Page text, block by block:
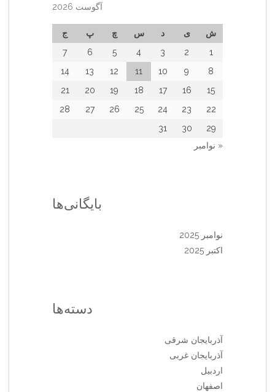
آگوست 2026
ش ی د س چ پ
ج
1
2
3
4
5
6
7
8
9
10
11
12
13
14
15
16
17
18
19
20
21
22
23
24
25
26
27
28
29
30
31
« نوامبر
بایگانی‌ها
نوامبر 2025
اکتبر 2025
دسته‌ها
آذربایجان شرقی
آذربایجان غربی
اردبیل
اصفهان